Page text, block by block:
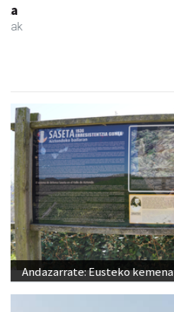
Danena taberna
Andoain
Andazarrate: Eusteko kemena